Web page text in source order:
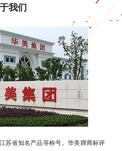
我们
苏省知名产品等称号。华美牌商标评